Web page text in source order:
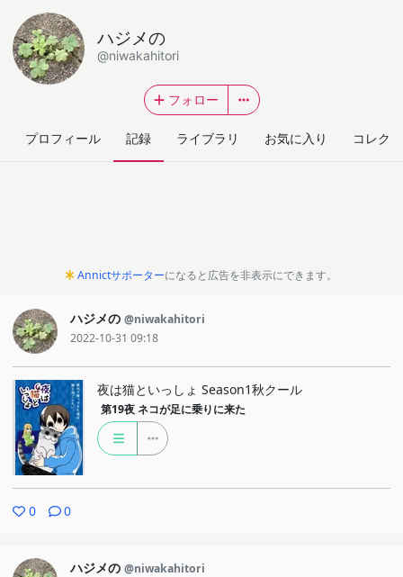
ハジメの
@niwakahitori
フォロー
プロフィール 記録 ライブラリ お気に入り コレク
Annictサポーターになると広告を非表示にできます。
ハジメの @niwakahitori
2022-10-31 09:18
夜は猫といっしょ Season1秋クール
第19夜 ネコが足に乗りに来た
0 0
ハジメの @niwakahitori